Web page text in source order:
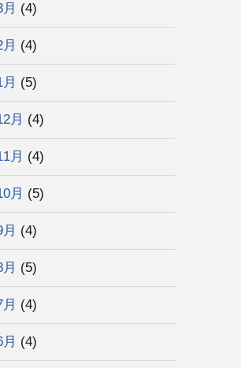
(4)
(4)
(5)
月 (4)
月 (4)
月 (5)
(4)
(5)
(4)
(4)